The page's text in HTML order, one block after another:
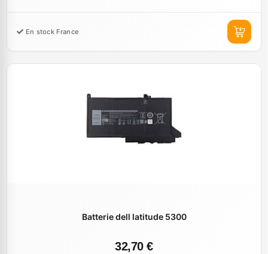
En stock France
Batterie dell latitude 5300
32,70 €